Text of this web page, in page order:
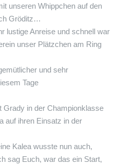
unseren Whippchen auf den
Gröditz…
lustige Anreise und schnell war
unser Plätzchen am Ring
und sehr
Tage
in der Championklasse
auf ihren Einsatz in der
Kalea wusste nun auch,
sag Euch, war das ein Start,